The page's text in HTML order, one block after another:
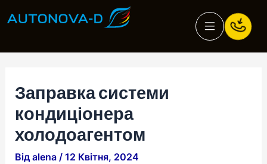
до
Заправка системи
кондиціонера
холодоагентом
Відalena/12 Квітня, 2024
по